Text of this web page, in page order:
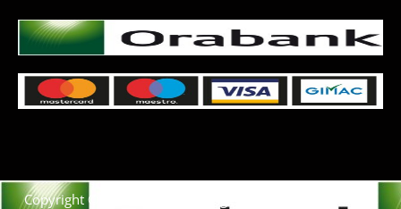
Copyright © 2021. Afrique-voyage-découverte tous droits